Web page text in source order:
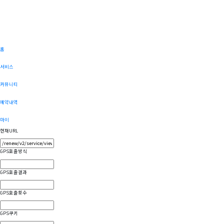
홈
서비스
커뮤니티
예약내역
마이
현재URL
GPS호출방식
GPS호출결과
GPS호출횟수
GPS쿠키